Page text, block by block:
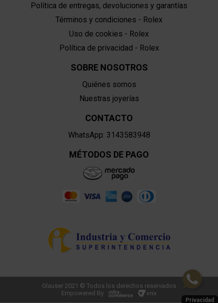
Política de entregas, devoluciones y garantías
Términos y condiciones - Rolex
Uso de cookies - Rolex
Política de privacidad - Rolex
SOBRE NOSOTROS
Quiénes somos
Nuestras joyerías
CONTACTO
WhatsApp: 3143583948
MÉTODOS DE PAGO
Glauser 2021 © Todos los derechos reservados
Empowered By
Privacidad